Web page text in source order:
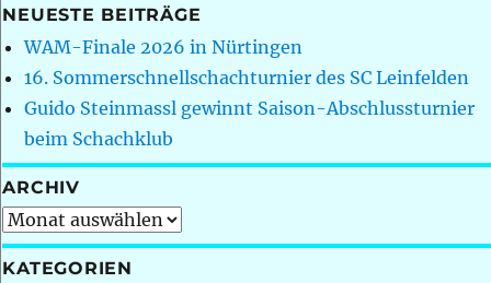
NEUESTE BEITRÄGE
WAM-Finale 2026 in Nürtingen
16. Sommerschnellschachturnier des SC Leinfelden
Guido Steinmassl gewinnt Saison-Abschlussturnier
beim Schachklub
ARCHIV
Archiv
KATEGORIEN